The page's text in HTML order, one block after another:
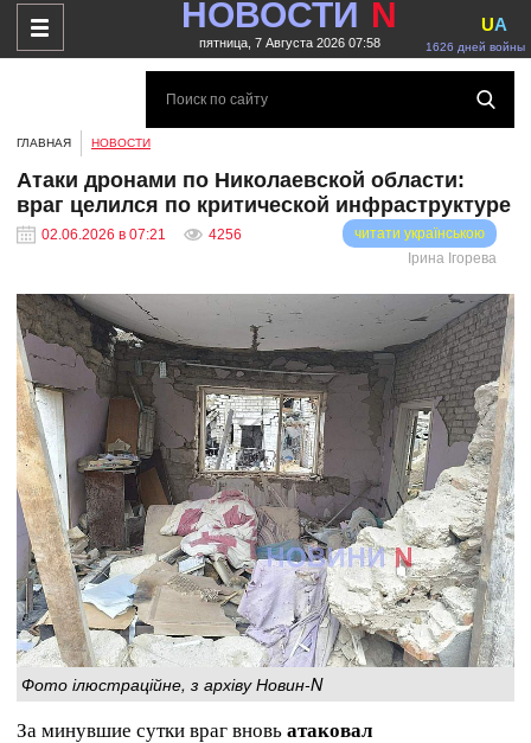
НОВОСТИ N
пятница, 7 Августа 2026 07:58 1626 дней войны
UA
ГЛАВНАЯ НОВОСТИ
Атаки дронами по Николаевской области:
враг целился по критической инфраструктуре
02.06.2026 в 07:21 4256
читати українською
Ірина Ігорева
Фото ілюстраційне, з архіву Новин-N
За минувшие сутки враг вновь атаковал